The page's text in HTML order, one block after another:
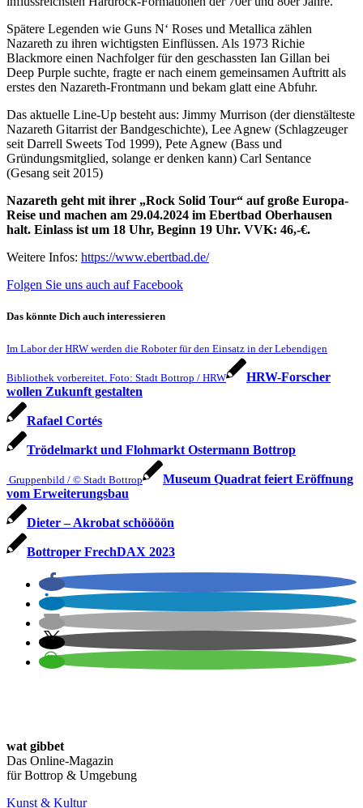
Spätere Legenden wie Guns N‘ Roses und Metallica zählen
Nazareth zu ihren wichtigsten Einflüssen. Als 1973 Richie
Blackmore einen Nachfolger für den geschassten Ian Gillan bei
Deep Purple suchte, fragte er nach einem gemeinsamen Auftritt als
erstes den Nazareth-Frontmann und bekam glatt eine Abfuhr.
Das aktuelle Line-Up besteht aus: Jimmy Murrison (der dienstälteste
Nazareth Gitarrist der Bandgeschichte), Lee Agnew (Schlagzeuger
seit Darrell Sweets Tod 1999), Pete Agnew (Bass und
Gründungsmitglied, solange er denken kann) Carl Sentance
(Gesang seit 2015)
Nazareth geht mit ihrer „Rock Solid Tour“ auf große Europa-
Reise und machen am 29.04.2024 im Ebertbad Oberhausen
halt. Einlass ist um 18 Uhr, Beginn 19 Uhr. VVK: 46,-€.
Weitere Infos: https://www.ebertbad.de/
Folgen Sie uns auch auf Facebook
Das könnte Dich auch interessieren
Im Labor der HRW werden die Roboter für den Einsatz in der Lebendigen
Bibliothek vorbereitet. Foto: Stadt Bottrop / HRW
HRW-Forscher
wollen Zukunft gestalten
Rafael Cortés
Trödelmarkt und Flohmarkt Ostermann Bottrop
Gruppenbild / © Stadt Bottrop
Museum Quadrat feiert Eröffnung
vom Erweiterungsbau
Dieter – Akrobat schöööön
Bottroper FrechDAX 2023
wat gibbet
Das Online-Magazin
für Bottrop & Umgebung
Kunst & Kultur